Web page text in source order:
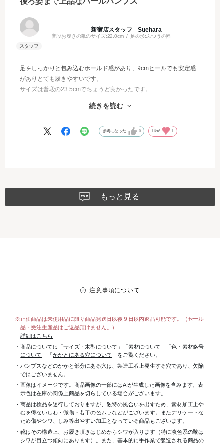
新宿店スタッフ Suehara
普段お履きの靴のサイズ:22.0cm 足の形:ふつうの幅
足をしっかりと包み込むホールド感があり、9cmヒールでも安定感
がありとても履きやすいです。
サイズは普段の23.5cmでちょうど良かったです。
て、後ろ姿まで上品に見せてくれるのがお気に入りです。
かさをプラスしてくれる一足です。
続きを読む
参考になった 0 Like! 1
もっと見る
注意事項について
※正価商品は未使用品に限り商品発送日以後９日以内返品可能です。（セール
品・受注生産品はご返品頂けません。）
詳細はこちら
・商品については「サイズ・木型について 」「素材について 」「色・素材略号
について 」「かかとにある穴について 」をご覧ください。
・パンプスなどのかかと部分にある穴は、製造工程上発生する穴であり、欠陥
ではございません。
・画像はイメージです。商品画像の一部にはAIが生成した画像を含みます。表
示色は在庫の関係上商品を切らしている場合がございます。
・商品は検品を遂行しておりますが、独特の風合いを出すため、素材加工上
むを得ないしわ・微傷・若干の色ムラなどがございます。またデリケートな
ため傷やシワ、しみ等出やすい加工となっている商品もございます。
・靴はその構造上、お履き頂きはじめからシワが入ります（特に淡色系の靴は
シワが目立つ傾向にあります）。また、基本的に手作業で製造される商品の